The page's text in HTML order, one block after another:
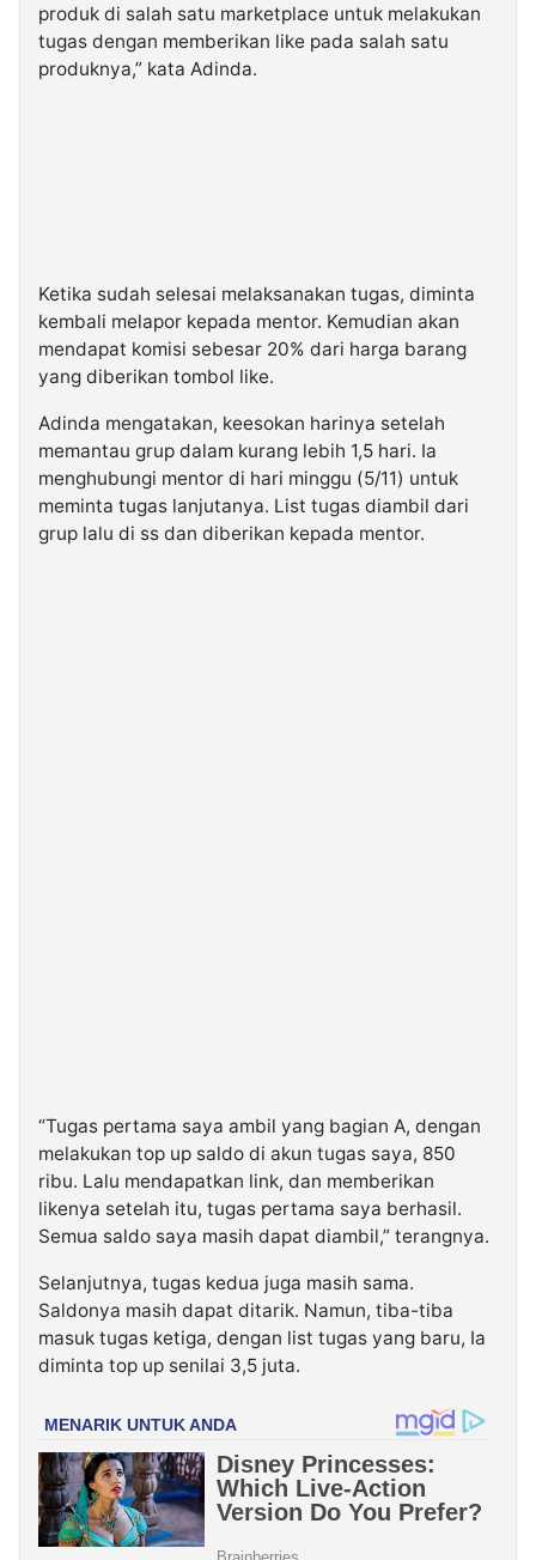
produk di salah satu marketplace untuk melakukan
tugas dengan memberikan like pada salah satu
produknya,” kata Adinda.
Ketika sudah selesai melaksanakan tugas, diminta
kembali melapor kepada mentor. Kemudian akan
mendapat komisi sebesar 20% dari harga barang
yang diberikan tombol like.
Adinda mengatakan, keesokan harinya setelah
memantau grup dalam kurang lebih 1,5 hari. Ia
menghubungi mentor di hari minggu (5/11) untuk
meminta tugas lanjutanya. List tugas diambil dari
grup lalu di ss dan diberikan kepada mentor.
“Tugas pertama saya ambil yang bagian A, dengan
melakukan top up saldo di akun tugas saya, 850
ribu. Lalu mendapatkan link, dan memberikan
likenya setelah itu, tugas pertama saya berhasil.
Semua saldo saya masih dapat diambil,” terangnya.
Selanjutnya, tugas kedua juga masih sama.
Saldonya masih dapat ditarik. Namun, tiba-tiba
masuk tugas ketiga, dengan list tugas yang baru, Ia
diminta top up senilai 3,5 juta.